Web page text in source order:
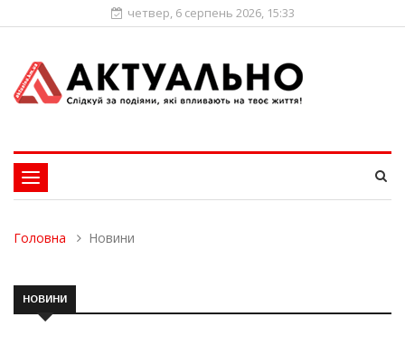
четвер, 6 серпень 2026, 15:33
Toggle
navigation
Головна Новини
НОВИНИ